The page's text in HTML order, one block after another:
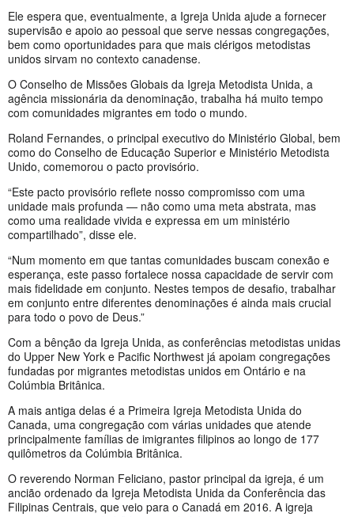
Ele espera que, eventualmente, a Igreja Unida ajude a fornecer
supervisão e apoio ao pessoal que serve nessas congregações,
bem como oportunidades para que mais clérigos metodistas
unidos sirvam no contexto canadense.
O Conselho de Missões Globais da Igreja Metodista Unida, a
agência missionária da denominação, trabalha há muito tempo
com comunidades migrantes em todo o mundo.
Roland Fernandes, o principal executivo do Ministério Global, bem
como do Conselho de Educação Superior e Ministério Metodista
Unido, comemorou o pacto provisório.
“Este pacto provisório reflete nosso compromisso com uma
unidade mais profunda — não como uma meta abstrata, mas
como uma realidade vivida e expressa em um ministério
compartilhado”, disse ele.
“Num momento em que tantas comunidades buscam conexão e
esperança, este passo fortalece nossa capacidade de servir com
mais fidelidade em conjunto. Nestes tempos de desafio, trabalhar
em conjunto entre diferentes denominações é ainda mais crucial
para todo o povo de Deus.”
Com a bênção da Igreja Unida, as conferências metodistas unidas
do Upper New York e Pacific Northwest já apoiam congregações
fundadas por migrantes metodistas unidos em Ontário e na
Colúmbia Britânica.
A mais antiga delas é a Primeira Igreja Metodista Unida do
Canada, uma congregação com várias unidades que atende
principalmente famílias de imigrantes filipinos ao longo de 177
quilômetros da Colúmbia Britânica.
O reverendo Norman Feliciano, pastor principal da igreja, é um
ancião ordenado da Igreja Metodista Unida da Conferência das
Filipinas Centrais, que veio para o Canadá em 2016. A igreja